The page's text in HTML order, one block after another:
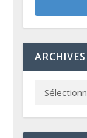
ARCHIVES